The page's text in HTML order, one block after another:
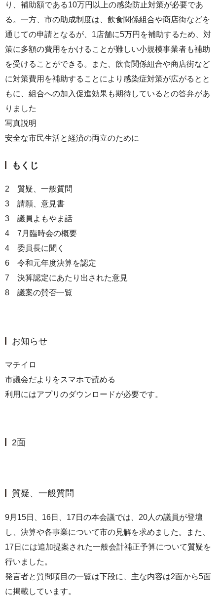
り、補助額である10万円以上の感染防止対策が必要であ
る。一方、市の助成制度は、飲食関係組合や商店街などを
通じての申請となるが、1店舗に5万円を補助するため、対
策に多額の費用をかけることが難しい小規模事業者も補助
を受けることができる。また、飲食関係組合や商店街など
に対策費用を補助することにより感染症対策が広がるとと
もに、組合への加入促進効果も期待しているとの答弁があ
りました
写真説明
安全な市民生活と経済の両立のために
もくじ
2 質疑、一般質問
3 請願、意見書
3 議員よもやま話
4 7月臨時会の概要
4 委員長に聞く
6 令和元年度決算を認定
7 決算認定にあたり出された意見
8 議案の賛否一覧
お知らせ
マチイロ
市議会だよりをスマホで読める
利用にはアプリのダウンロードが必要です。
2面
質疑、一般質問
9月15日、16日、17日の本会議では、20人の議員が登壇
し、決算や各事業について市の見解を求めました。また、
17日には追加提案された一般会計補正予算について質疑を
行いました。
発言者と質問項目の一覧は下段に、主な内容は2面から5面
に掲載しています。